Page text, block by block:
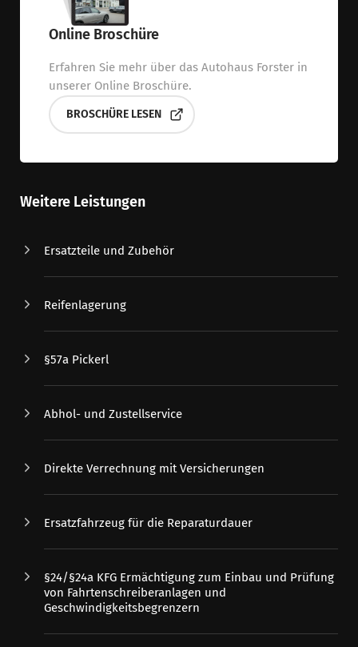
Online Broschüre
Erfahren Sie mehr über das Autohaus Forster in
unserer Online Broschüre.
BROSCHÜRE LESEN
Weitere Leistungen
Ersatzteile und Zubehör
Reifenlagerung
§57a Pickerl
Abhol- und Zustellservice
Direkte Verrechnung mit Versicherungen
Ersatzfahrzeug für die Reparaturdauer
§24/§24a KFG Ermächtigung zum Einbau und Prüfung
von Fahrtenschreiberanlagen und
Geschwindigkeitsbegrenzern